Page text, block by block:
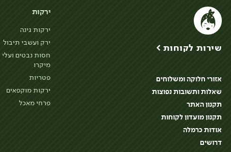
ירקות
ירקות גינה
ירק ועשבי תיבול
חסות נבטים ועלי
מיקרו
פטריות
ירקות מוקפאים
פרחי מאכל
שירות לקוחות >
אזורי חלוקה ומשלוחים
שאלות ותשובות נפוצות
תקנון האתר
תקנון מועדון לקוחות
אודות כרמלה
דרושים